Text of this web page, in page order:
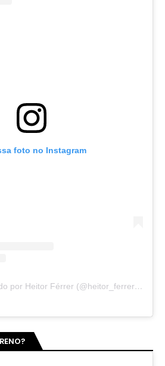
foto no Instagram
Um post compartilhado por Heitor Férrer (@heitor_ferrer77)